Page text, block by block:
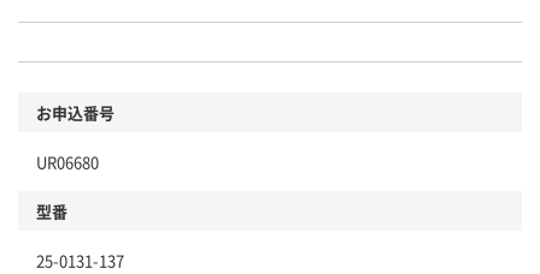
お申込番号
UR06680
型番
25-0131-137